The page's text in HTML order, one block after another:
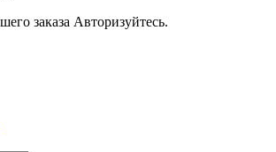
заказа Авторизуйтесь.